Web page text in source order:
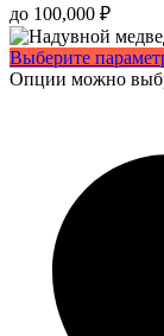
до 100,000 ₽
Выберите
Опции можно